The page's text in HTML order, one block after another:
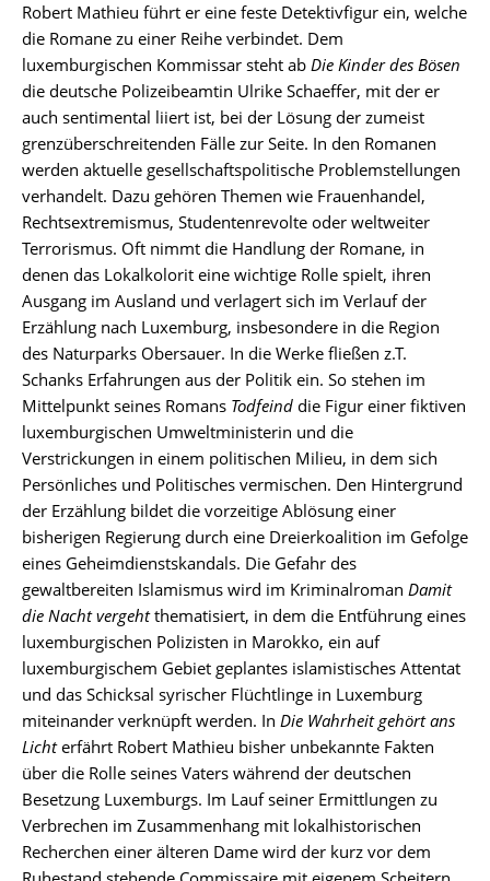
Robert Mathieu führt er eine feste Detektivfigur ein, welche
die Romane zu einer Reihe verbindet. Dem
luxemburgischen Kommissar steht ab Die Kinder des Bösen
die deutsche Polizeibeamtin Ulrike Schaeffer, mit der er
auch sentimental liiert ist, bei der Lösung der zumeist
grenzüberschreitenden Fälle zur Seite. In den Romanen
werden aktuelle gesellschaftspolitische Problemstellungen
verhandelt. Dazu gehören Themen wie Frauenhandel,
Rechtsextremismus, Studentenrevolte oder weltweiter
Terrorismus. Oft nimmt die Handlung der Romane, in
denen das Lokalkolorit eine wichtige Rolle spielt, ihren
Ausgang im Ausland und verlagert sich im Verlauf der
Erzählung nach Luxemburg, insbesondere in die Region
des Naturparks Obersauer. In die Werke fließen z.T.
Schanks Erfahrungen aus der Politik ein. So stehen im
Mittelpunkt seines Romans Todfeind die Figur einer fiktiven
luxemburgischen Umweltministerin und die
Verstrickungen in einem politischen Milieu, in dem sich
Persönliches und Politisches vermischen. Den Hintergrund
der Erzählung bildet die vorzeitige Ablösung einer
bisherigen Regierung durch eine Dreierkoalition im Gefolge
eines Geheimdienstskandals. Die Gefahr des
gewaltbereiten Islamismus wird im Kriminalroman Damit
die Nacht vergehtthematisiert, in dem die Entführung eines
luxemburgischen Polizisten in Marokko, ein auf
luxemburgischem Gebiet geplantes islamistisches Attentat
und das Schicksal syrischer Flüchtlinge in Luxemburg
miteinander verknüpft werden. In Die Wahrheit gehört ans
Lichterfährt Robert Mathieu bisher unbekannte Fakten
über die Rolle seines Vaters während der deutschen
Besetzung Luxemburgs. Im Lauf seiner Ermittlungen zu
Verbrechen im Zusammenhang mit lokalhistorischen
Recherchen einer älteren Dame wird der kurz vor dem